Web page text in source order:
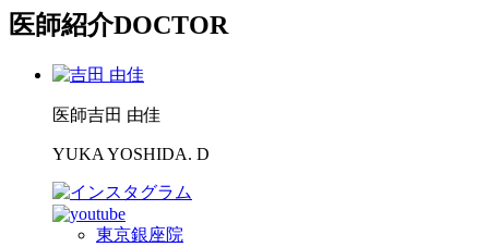
医師紹介DOCTOR
医師吉田 由佳
YUKA YOSHIDA. D
東京銀座院